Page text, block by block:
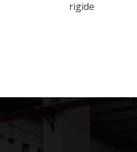
rigide